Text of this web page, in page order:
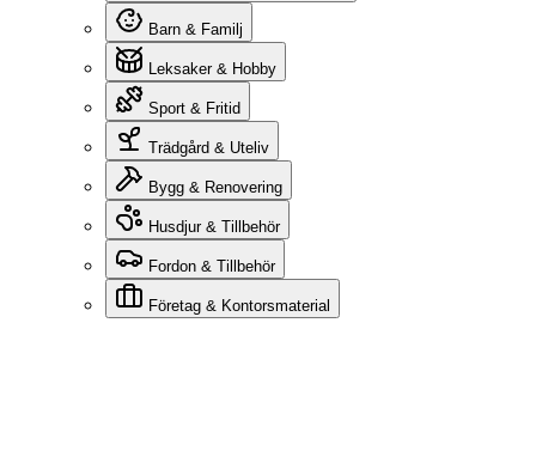
Barn & Familj
Leksaker & Hobby
Sport & Fritid
Trädgård & Uteliv
Bygg & Renovering
Husdjur & Tillbehör
Fordon & Tillbehör
Företag & Kontorsmaterial